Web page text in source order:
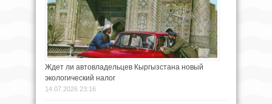
Ждет ли автовладельцев Кыргызстана новый
экологический налог
14.07.2026 23:16